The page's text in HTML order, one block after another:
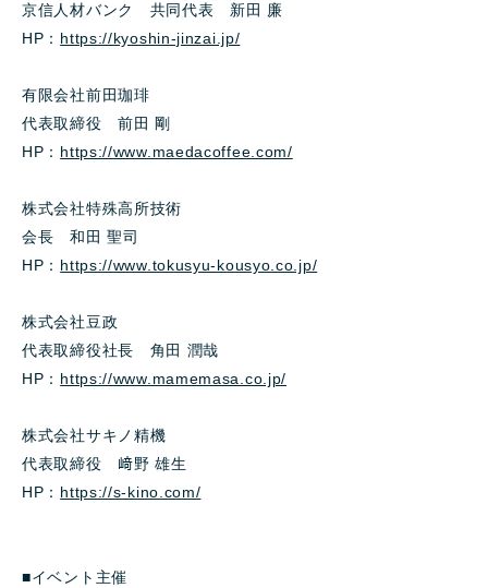
京信人材バンク 共同代表 新田 廉
HP： https://kyoshin-jinzai.jp/
有限会社前田珈琲
代表取締役 前田 剛
HP： https://www.maedacoffee.com/
株式会社特殊高所技術
会長 和田 聖司
HP： https://www.tokusyu-kousyo.co.jp/
株式会社豆政
代表取締役社長 角田 潤哉
HP： https://www.mamemasa.co.jp/
株式会社サキノ精機
代表取締役 﨑野 雄生
HP： https://s-kino.com/
■イベント主催